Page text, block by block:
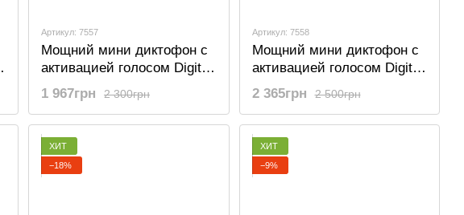
Артикул: 7557
Мощний мини диктофон с
активацией голосом Digital
Lion RP03, с повербанком,
16gb, до 500 часов работы
2 300грн
1 967грн
Артикул: 7558
Мощний мини диктофон с
активацией голосом Digital
Lion RP03, с повербанком,
32gb, до 500 часов работы
2 500грн
2 365грн
ХИТ
−18%
ХИТ
−9%